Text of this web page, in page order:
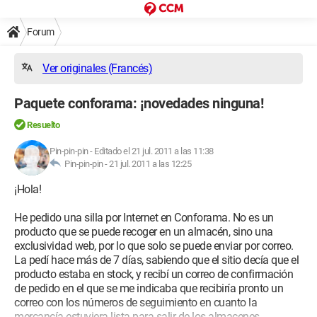
Forum
Ver originales (Francés)
Paquete conforama: ¡novedades ninguna!
Resuelto
Pin-pin-pin- Editado el 21 jul. 2011 a las 11:38
Pin-pin-pin -21 jul. 2011 a las 12:25
¡Hola!
He pedido una silla por Internet en Conforama. No es un
producto que se puede recoger en un almacén, sino una
exclusividad web, por lo que solo se puede enviar por correo.
La pedí hace más de 7 días, sabiendo que el sitio decía que el
producto estaba en stock, y recibí un correo de confirmación
de pedido en el que se me indicaba que recibiría pronto un
correo con los números de seguimiento en cuanto la